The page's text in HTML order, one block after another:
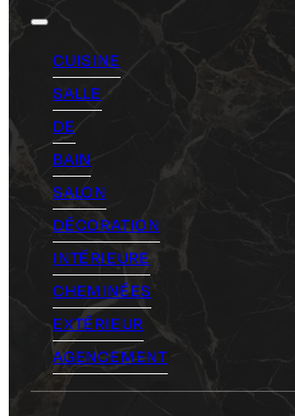
CUISINE
SALLE
DE
BAIN
SALON
DÉCORATION
INTÉRIEURE
CHEMINÉES
EXTÉRIEUR
AGENCEMENT